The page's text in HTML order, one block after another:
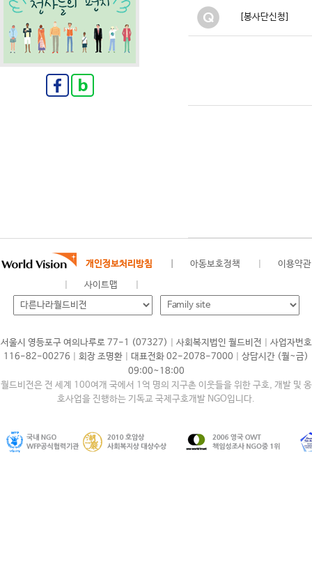
[봉사단신청]
개인정보처리방침 아동보호정책 이용약관
사이트맵
서울시 영등포구 여의나루로 77-1 (07327) 사회복지법인 월드비전
사업자번호
116-82-00276
회장 조명환 대표전화 02-2078-7000
상담시간 (월~금)
09:00~18:00
월드비전은 전 세계 100여개 국에서 1억 명의 지구촌 이웃들을 위한 구호, 개발 및 옹
호사업을 진행하는 기독교 국제구호개발 NGO입니다.